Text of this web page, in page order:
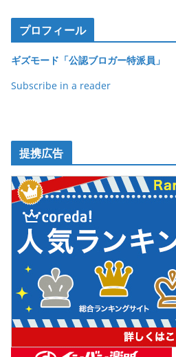
o
o
k
プロフィール
ギズモード「公認ブロガー特派員」
Subscribe in a reader
提携広告